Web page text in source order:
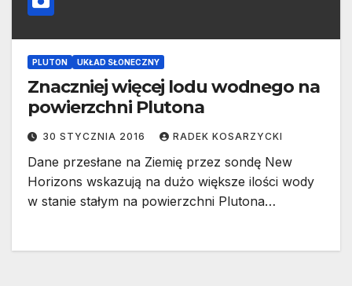
PLUTON UKŁAD SŁONECZNY
Znaczniej więcej lodu wodnego na
powierzchni Plutona
30 STYCZNIA 2016 RADEK KOSARZYCKI
Dane przesłane na Ziemię przez sondę New
Horizons wskazują na dużo większe ilości wody
w stanie stałym na powierzchni Plutona…